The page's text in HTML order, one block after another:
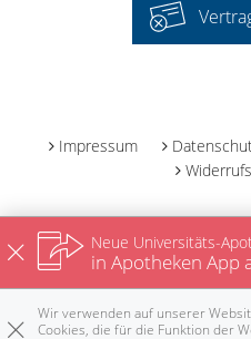
Impressum
Neue Universitäts-
in Apotheken App
Wir verwenden auf unserer
Cookies, die für die Funktion der